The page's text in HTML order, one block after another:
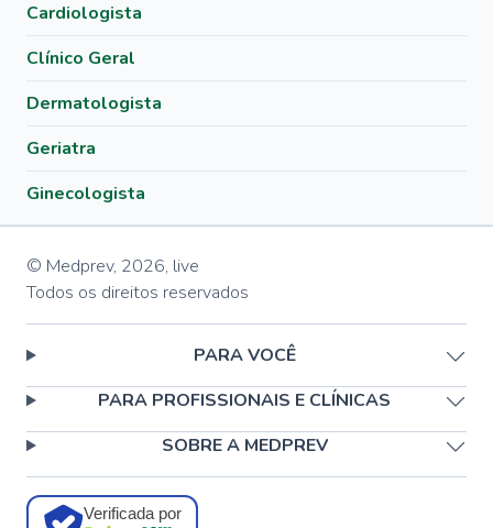
Cardiologista
Clínico Geral
Dermatologista
Geriatra
Ginecologista
© Medprev, 2026, live
Todos os direitos reservados
PARA VOCÊ
PARA PROFISSIONAIS E CLÍNICAS
SOBRE A MEDPREV
Verificada por